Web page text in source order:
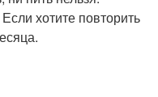
хотите повторить